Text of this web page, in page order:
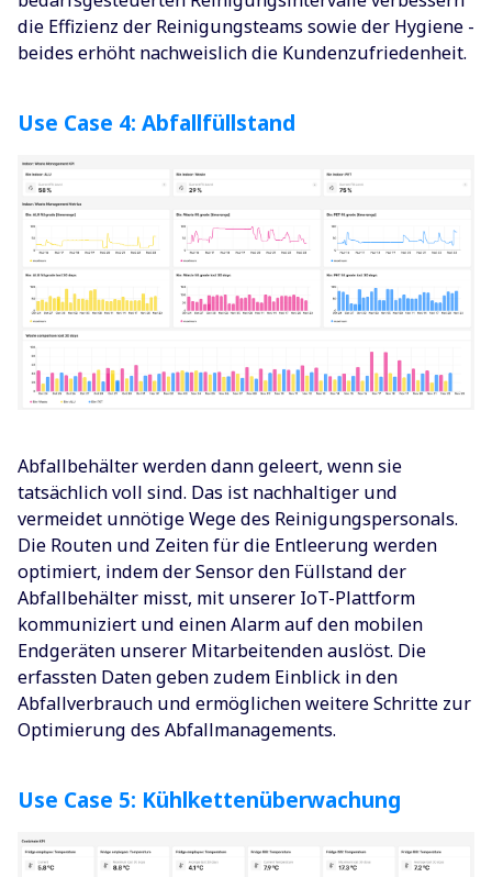
die Effizienz der Reinigungsteams sowie der Hygiene -
beides erhöht nachweislich die Kundenzufriedenheit.
Use Case 4: Abfallfüllstand
Abfallbehälter werden dann geleert, wenn sie
tatsächlich voll sind. Das ist nachhaltiger und
vermeidet unnötige Wege des Reinigungspersonals.
Die Routen und Zeiten für die Entleerung werden
optimiert, indem der Sensor den Füllstand der
Abfallbehälter misst, mit unserer IoT-Plattform
kommuniziert und einen Alarm auf den mobilen
Endgeräten unserer Mitarbeitenden auslöst. Die
erfassten Daten geben zudem Einblick in den
Abfallverbrauch und ermöglichen weitere Schritte zur
Optimierung des Abfallmanagements.
Use Case 5: Kühlkettenüberwachung